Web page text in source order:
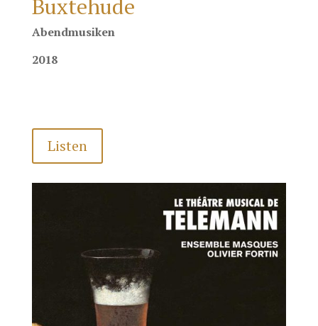
Buxtehude
Abendmusiken
2018
Listen